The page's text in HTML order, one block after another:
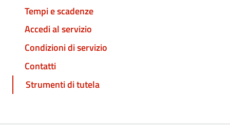
Tempi e scadenze
Accedi al servizio
Condizioni di servizio
Contatti
Strumenti di tutela